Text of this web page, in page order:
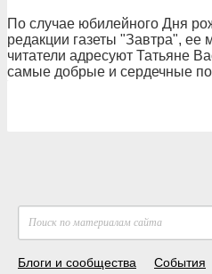
По случае юбилейного Дня
редакции газеты "Завтра", ее
читатели адресуют Татьяне
самые добрые и сердечные
Блоги и сообщества События